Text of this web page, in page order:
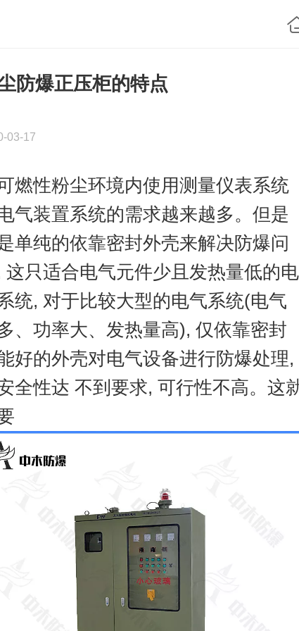
防爆正压柜的特点
03-17
燃性粉尘环境内使用测量仪表系统
气装置系统的需求越来越多。但是
单纯的依靠密封外壳来解决防爆问
这只适合电气元件少且发热量低的电
统, 对于比较大型的电气系统(电气
、功率大、发热量高), 仅依靠密封
好的外壳对电气设备进行防爆处理,
全性达 不到要求, 可行性不高。这